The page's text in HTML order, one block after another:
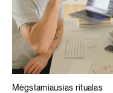
Mėgstamiausias ritualas